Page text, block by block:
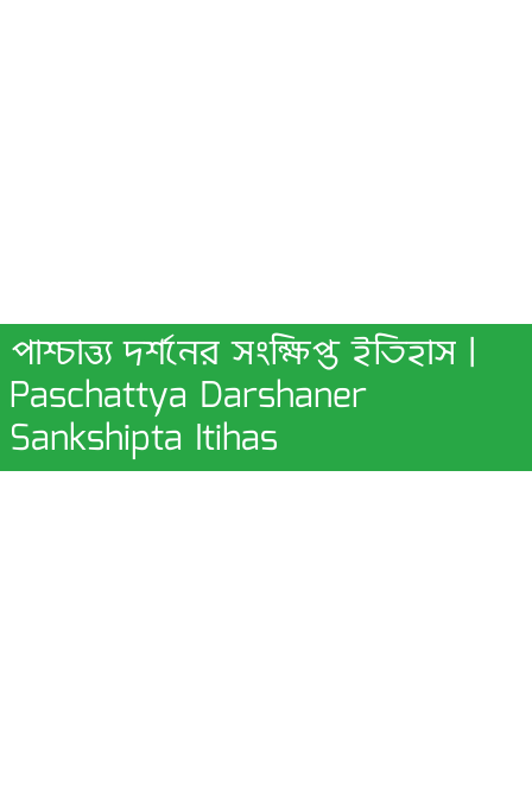
পাশ্চাত্ত্য দর্শনের সংক্ষিপ্ত ইতিহাস |
Paschattya Darshaner
Sankshipta Itihas